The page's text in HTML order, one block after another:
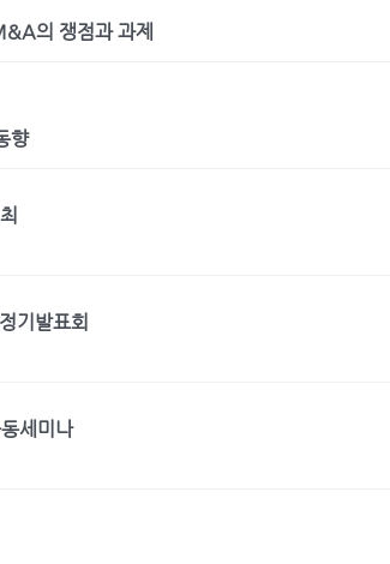
의 쟁점과 과제
향
기발표회
세미나